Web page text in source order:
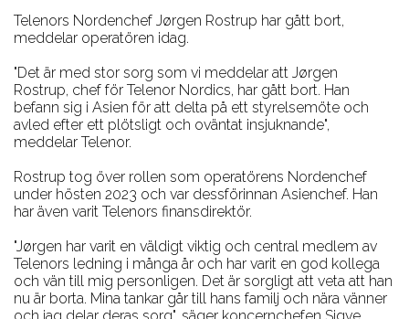
Telenors Nordenchef Jørgen Rostrup har gått bort,
meddelar operatören idag.
"Det är med stor sorg som vi meddelar att Jørgen
Rostrup, chef för Telenor Nordics, har gått bort. Han
befann sig i Asien för att delta på ett styrelsemöte och
avled efter ett plötsligt och oväntat insjuknande",
meddelar Telenor.
Rostrup tog över rollen som operatörens Nordenchef
under hösten 2023 och var dessförinnan Asienchef. Han
har även varit Telenors finansdirektör.
"Jørgen har varit en väldigt viktig och central medlem av
Telenors ledning i många år och har varit en god kollega
och vän till mig personligen. Det är sorgligt att veta att han
nu är borta. Mina tankar går till hans familj och nära vänner